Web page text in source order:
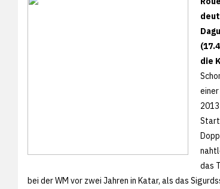
die
das
bei der WM vor zwei Jahren in Katar, als das